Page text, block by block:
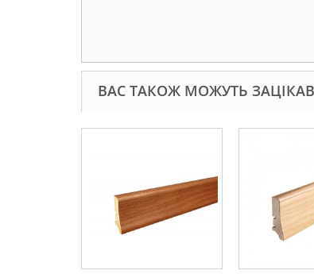
ВАС ТАКОЖ МОЖУТЬ